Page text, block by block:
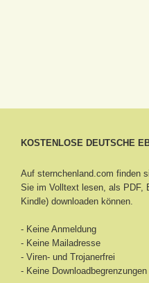
KOSTENLOSE DEUTSCHE
Auf sternchenland.com finden
Sie im Volltext lesen, als PDF,
Kindle) downloaden können.
- Keine Anmeldung
- Keine Mailadresse
- Viren- und Trojanerfrei
- Keine Downloadbegrenzungen